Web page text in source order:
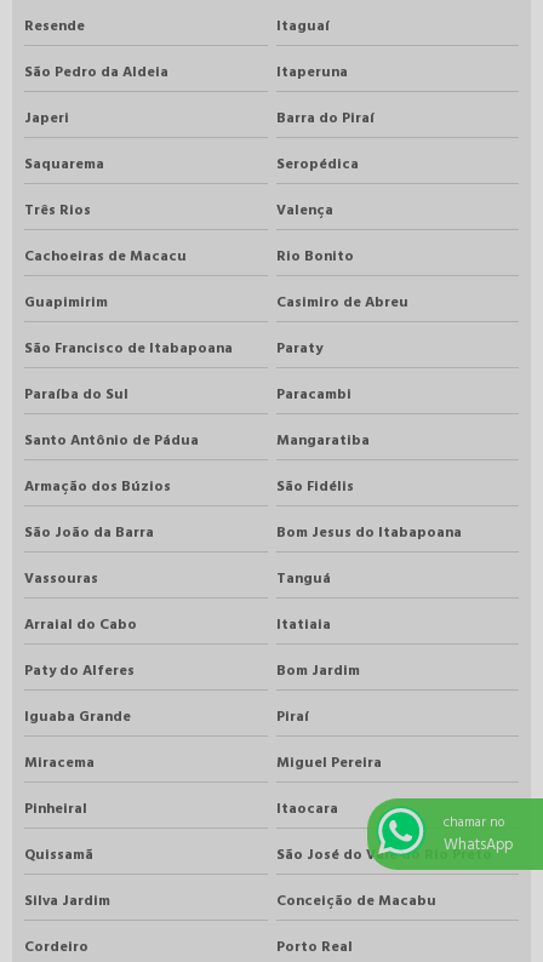
Resende
Itaguaí
São Pedro da Aldeia
Itaperuna
Japeri
Barra do Piraí
Saquarema
Seropédica
Três Rios
Valença
Cachoeiras de Macacu
Rio Bonito
Guapimirim
Casimiro de Abreu
São Francisco de Itabapoana
Paraty
Paraíba do Sul
Paracambi
Santo Antônio de Pádua
Mangaratiba
Armação dos Búzios
São Fidélis
São João da Barra
Bom Jesus do Itabapoana
Vassouras
Tanguá
Arraial do Cabo
Itatiaia
Paty do Alferes
Bom Jardim
Iguaba Grande
Piraí
Miracema
Miguel Pereira
Pinheiral
Itaocara
Quissamã
São José do Vale do Rio Preto
Silva Jardim
Conceição de Macabu
Cordeiro
Porto Real
chamar no
WhatsApp